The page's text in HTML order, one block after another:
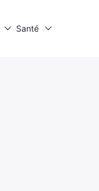
Santé